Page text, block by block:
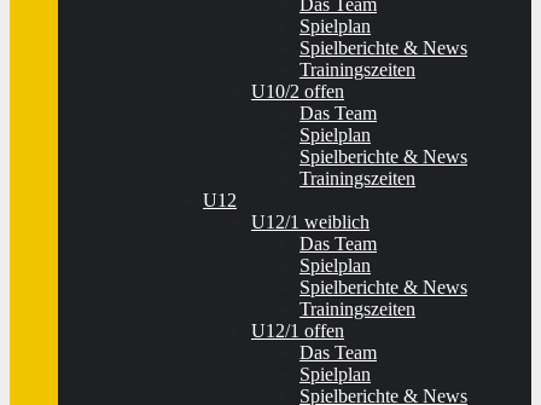
Das Team
Spielplan
Spielberichte & News
Trainingszeiten
U10/2 offen
Das Team
Spielplan
Spielberichte & News
Trainingszeiten
U12
U12/1 weiblich
Das Team
Spielplan
Spielberichte & News
Trainingszeiten
U12/1 offen
Das Team
Spielplan
Spielberichte & News